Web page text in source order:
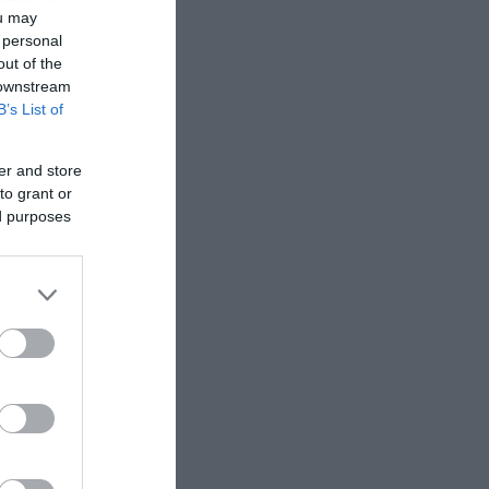
may
of the
List of
and store
grant or
purposes